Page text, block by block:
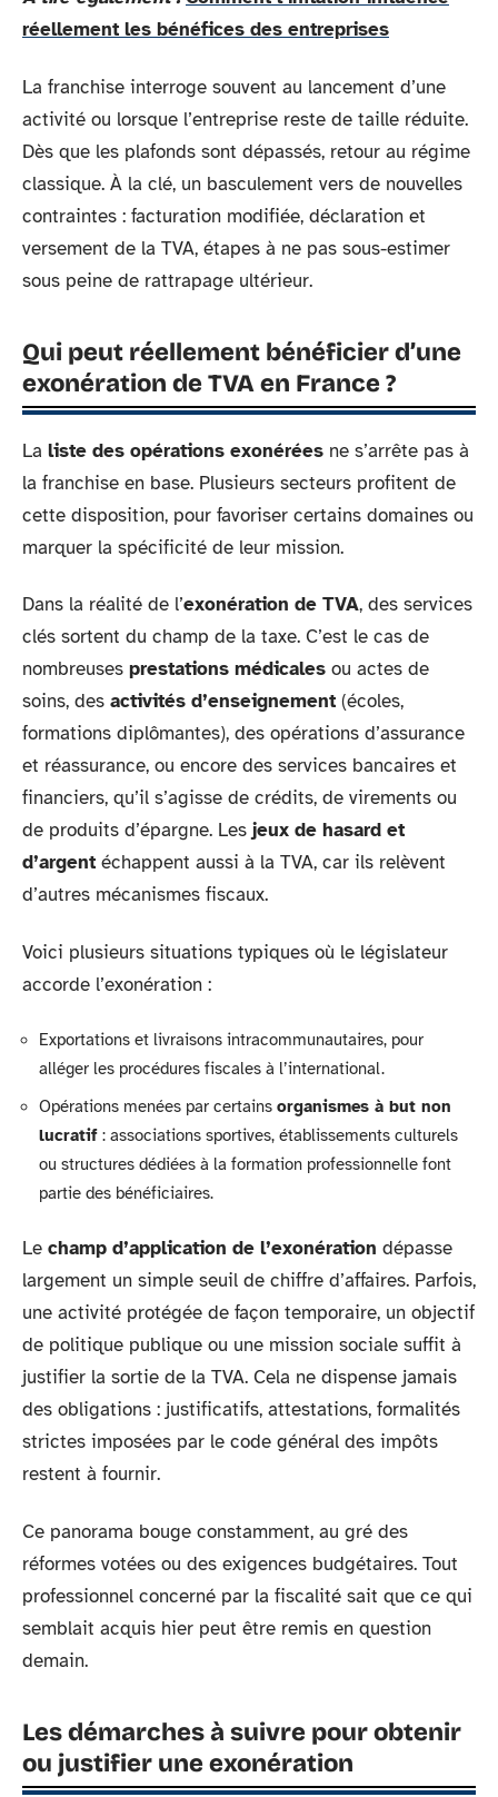
réellement les bénéfices des entreprises
La franchise interroge souvent au lancement d’une
activité ou lorsque l’entreprise reste de taille réduite.
Dès que les plafonds sont dépassés, retour au régime
classique. À la clé, un basculement vers de nouvelles
contraintes : facturation modifiée, déclaration et
versement de la TVA, étapes à ne pas sous-estimer
sous peine de rattrapage ultérieur.
Qui peut réellement bénéficier d’une
exonération de TVA en France ?
La liste des opérations exonérées ne s’arrête pas à
la franchise en base. Plusieurs secteurs profitent de
cette disposition, pour favoriser certains domaines ou
marquer la spécificité de leur mission.
Dans la réalité de l’exonération de TVA, des services
clés sortent du champ de la taxe. C’est le cas de
nombreuses prestations médicales ou actes de
soins, des activités d’enseignement (écoles,
formations diplômantes), des opérations d’assurance
et réassurance, ou encore des services bancaires et
financiers, qu’il s’agisse de crédits, de virements ou
de produits d’épargne. Les jeux de hasard et
d’argent échappent aussi à la TVA, car ils relèvent
d’autres mécanismes fiscaux.
Voici plusieurs situations typiques où le législateur
accorde l’exonération :
Exportations et livraisons intracommunautaires, pour
alléger les procédures fiscales à l’international.
Opérations menées par certains organismes à but non
lucratif : associations sportives, établissements culturels
ou structures dédiées à la formation professionnelle font
partie des bénéficiaires.
Le champ d’application de l’exonération dépasse
largement un simple seuil de chiffre d’affaires. Parfois,
une activité protégée de façon temporaire, un objectif
de politique publique ou une mission sociale suffit à
justifier la sortie de la TVA. Cela ne dispense jamais
des obligations : justificatifs, attestations, formalités
strictes imposées par le code général des impôts
restent à fournir.
Ce panorama bouge constamment, au gré des
réformes votées ou des exigences budgétaires. Tout
professionnel concerné par la fiscalité sait que ce qui
semblait acquis hier peut être remis en question
demain.
Les démarches à suivre pour obtenir
ou justifier une exonération